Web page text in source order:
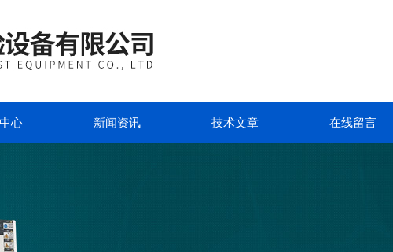
心 新闻资讯 技术文章 在线留言